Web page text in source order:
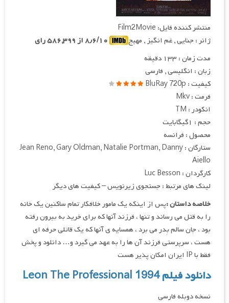
منتشر کننده فایل: Film2Movie
ژانر : جنایی , غم انگیز , مهیج
مدت زمان : ۱۳۳ دقیقه
زبان : انگلیسی , فارسی
کیفیت : BluRay 720p
فرمت : Mkv
انکودر : TM
حجم : ۱گیگابایت
محصول : فرانسه
ستارگان : Jean Reno, Gary Oldman, Natalie Portman, Danny
Aiello
کارگردان : Luc Besson
لینک های مرتبط : جستجوی زیرنویس – کیفیت های دیگر
خلاصه داستان :پس از اینکه یک مامور خلافکار تمام ساکنین یک خانه
را به قتل می رساند و تنها ، فرزند آنها که برای خرید به بیرون رفته
بود ، جان سالم بِدر می برد ، همسایه ی آنها که یک قاتلی حرفه ای
هست ، سرپرستی فرزند آن ها را به عهد می گیرد و… دانلود و پخش
فقط با IP ایران امکان پذیر هست
دانلود فیلم Leon The Professional 1994
نسخه دوبله فارسی